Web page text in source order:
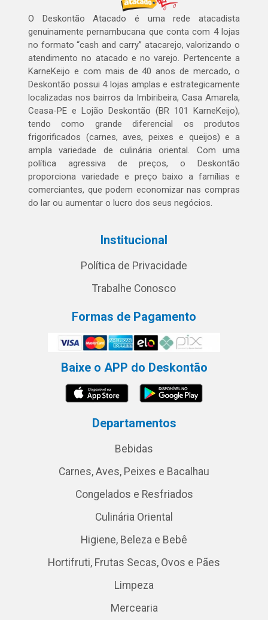
O Deskontão Atacado é uma rede atacadista
genuinamente pernambucana que conta com 4 lojas
no formato “cash and carry” atacarejo, valorizando o
atendimento no atacado e no varejo. Pertencente a
KarneKeijo e com mais de 40 anos de mercado, o
Deskontão possui 4 lojas amplas e estrategicamente
localizadas nos bairros da Imbiribeira, Casa Amarela,
Ceasa-PE e Lojão Deskontão (BR 101 KarneKeijo),
tendo como grande diferencial os produtos
frigorificados (carnes, aves, peixes e queijos) e a
ampla variedade de culinária oriental. Com uma
política agressiva de preços, o Deskontão
proporciona variedade e preço baixo a famílias e
comerciantes, que podem economizar nas compras
do lar ou aumentar o lucro dos seus negócios.
Institucional
Política de Privacidade
Trabalhe Conosco
Formas de Pagamento
Baixe o APP do Deskontão
Departamentos
Bebidas
Carnes, Aves, Peixes e Bacalhau
Congelados e Resfriados
Culinária Oriental
Higiene, Beleza e Bebê
Hortifruti, Frutas Secas, Ovos e Pães
Limpeza
Mercearia